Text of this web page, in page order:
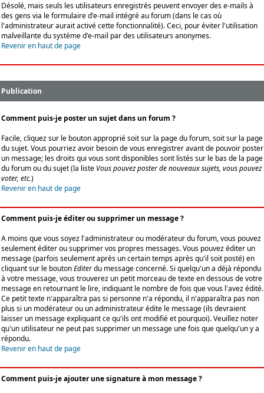
Désolé, mais seuls les utilisateurs enregistrés peuvent envoyer des e-mails à
des gens via le formulaire d'e-mail intégré au forum (dans le cas où
l'administrateur aurait activé cette fonctionnalité). Ceci, pour éviter l'utilisation
malveillante du système d'e-mail par des utilisateurs anonymes.
Revenir en haut de page
Publication
Comment puis-je poster un sujet dans un forum ?
Facile, cliquez sur le bouton approprié soit sur la page du forum, soit sur la page
du sujet. Vous pourriez avoir besoin de vous enregistrer avant de pouvoir poster
un message; les droits qui vous sont disponibles sont listés sur le bas de la page
du forum ou du sujet (la liste Vous pouvez poster de nouveaux sujets, vous pouvez
voter, etc.)
Revenir en haut de page
Comment puis-je éditer ou supprimer un message ?
A moins que vous soyez l'administrateur ou modérateur du forum, vous pouvez
seulement éditer ou supprimer vos propres messages. Vous pouvez éditer un
message (parfois seulement après un certain temps après qu'il soit posté) en
cliquant sur le boutonEditerdu message concerné. Si quelqu'un a déjà répondu
à votre message, vous trouverez un petit morceau de texte en dessous de votre
message en retournant le lire, indiquant le nombre de fois que vous l'avez édité.
Ce petit texte n'apparaîtra pas si personne n'a répondu, il n'apparaîtra pas non
plus si un modérateur ou un administrateur édite le message (ils devraient
laisser un message expliquant ce qu'ils ont modifié et pourquoi). Veuillez noter
qu'un utilisateur ne peut pas supprimer un message une fois que quelqu'un y a
répondu.
Revenir en haut de page
Comment puis-je ajouter une signature à mon message ?